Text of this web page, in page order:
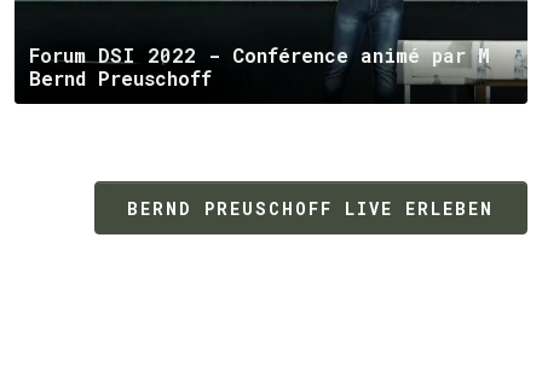
Forum DSI 2022 - Conférence animé par M
Bernd Preuschoff
BERND PREUSCHOFF LIVE ERLEBEN